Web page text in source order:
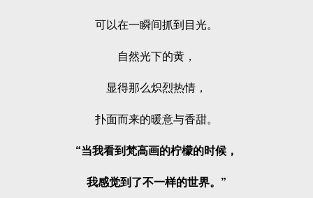
可以在一瞬间抓到目光。
自然光下的黄，
显得那么炽烈热情，
扑面而来的暖意与香甜。
“当我看到梵高画的柠檬的时候，
我感觉到了不一样的世界。”